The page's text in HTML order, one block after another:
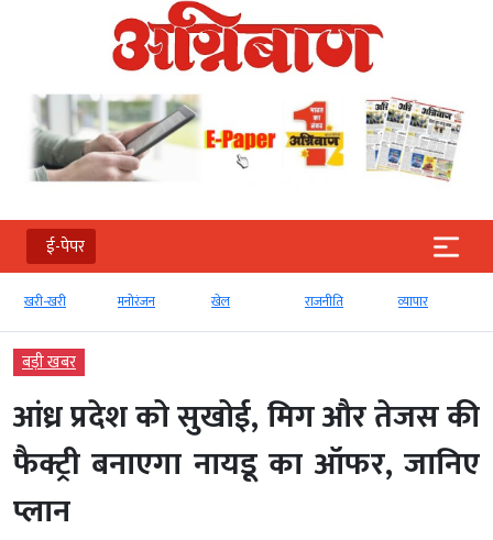
ई-पेपर
खरी-खरी मनोरंजन खेल राजनीति व्‍यापार
बड़ी खबर
आंध्र प्रदेश को सुखोई, मिग और तेजस की
फैक्ट्री बनाएगा नायडू का ऑफर, जानिए
प्लान